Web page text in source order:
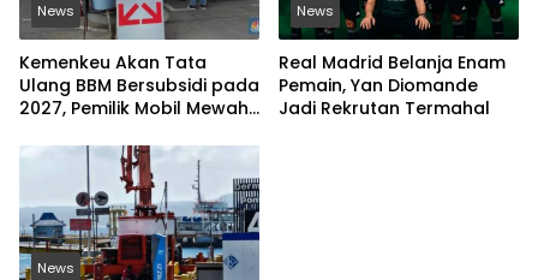
News
Kemenkeu Akan Tata
Ulang BBM Bersubsidi pada
2027, Pemilik Mobil Mewah
News
Real Madrid Belanja Enam
Pemain, Yan Diomande
Jadi Rekrutan Termahal
News